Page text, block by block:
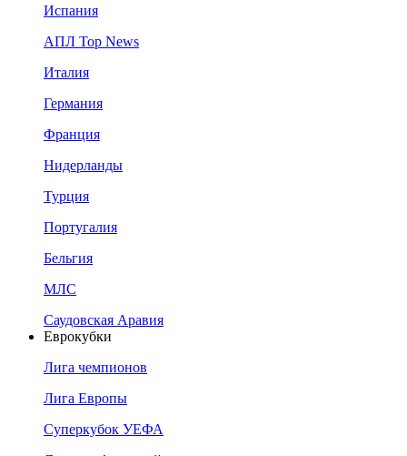
Испания
АПЛ Top News
Италия
Германия
Франция
Нидерланды
Турция
Португалия
Бельгия
МЛС
Саудовская Аравия
Еврокубки
Лига чемпионов
Лига Европы
Суперкубок УЕФА